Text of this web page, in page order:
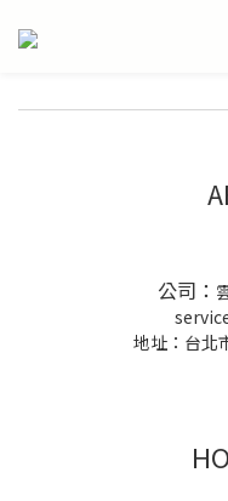
公司：
地址：台北